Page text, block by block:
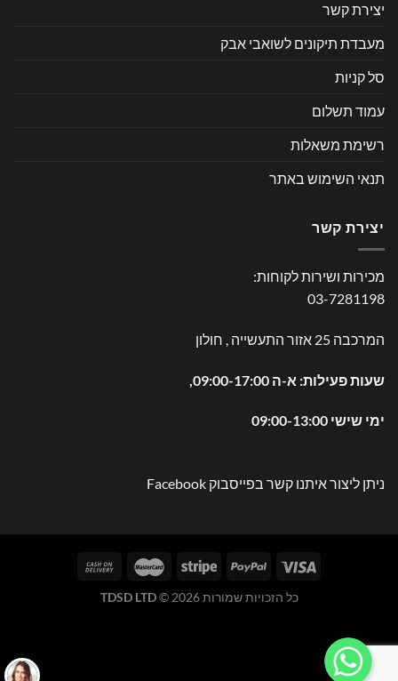
יצירת קשר
מעבדת תיקונים לשואבי אבק
סל קניות
עמוד תשלום
רשימת משאלות
תנאי השימוש באתר
יצירת קשר
מכירות ושירות לקוחות:
03-7281198
המרכבה 25 אזור התעשייה , חולון
שעות פעילות: א-ה 09:00-17:00,
ימי שישי 09:00-13:00
ניתן ליצור איתנו קשר בפייסבוק Facebook
כל הזכויות שמורות 2026 © TDSD LTD
WhatsApp